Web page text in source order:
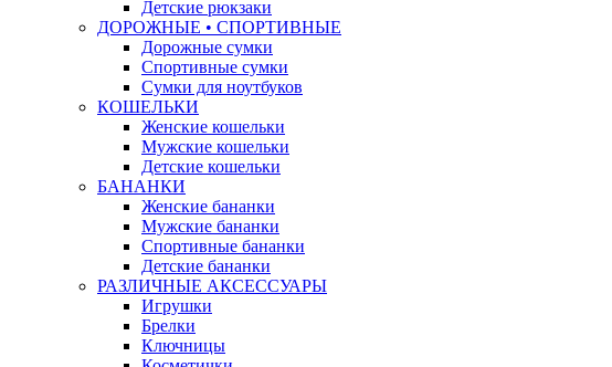
Детские рюкзаки
ДОРОЖНЫЕ • СПОРТИВНЫЕ
Дорожные сумки
Спортивные сумки
Сумки для ноутбуков
КОШЕЛЬКИ
Женские кошельки
Мужские кошельки
Детские кошельки
БАНАНКИ
Женские бананки
Мужские бананки
Спортивные бананки
Детские бананки
РАЗЛИЧНЫЕ АКСЕССУАРЫ
Игрушки
Брелки
Ключницы